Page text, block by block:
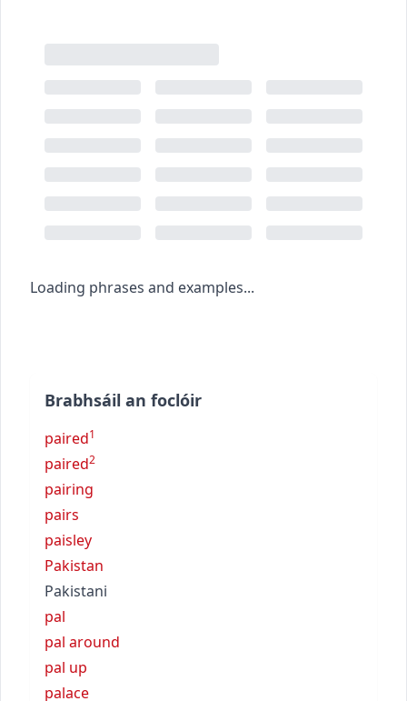
Loading phrases and examples...
Brabhsáil an foclóir
paired1
paired2
pairing
pairs
paisley
Pakistan
Pakistani
pal
pal around
pal up
palace